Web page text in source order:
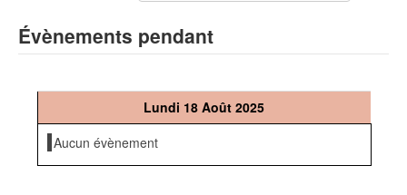
Évènements pendant
Lundi 18 Août 2025
Aucun évènement